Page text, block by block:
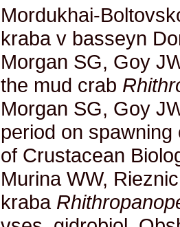
Mordukhai-
kraba v basseyn
Morgan SG, Goy
the mud crab
Morgan SG, Goy
period on
of Crustacean
Murina WW,
kraba